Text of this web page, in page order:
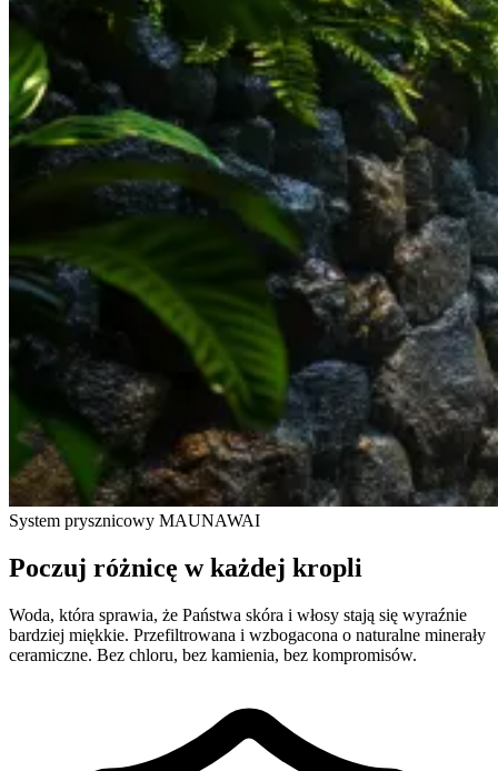
System prysznicowy MAUNAWAI
Poczuj różnicę w każdej kropli
Woda, która sprawia, że Państwa skóra i włosy stają się wyraźnie
bardziej miękkie. Przefiltrowana i wzbogacona o naturalne minerały
ceramiczne. Bez chloru, bez kamienia, bez kompromisów.